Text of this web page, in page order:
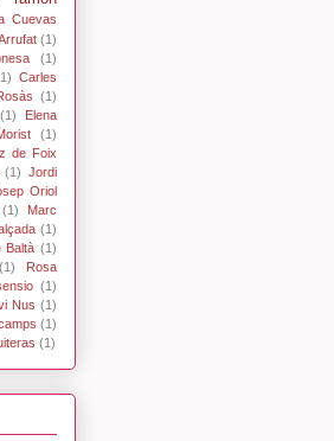
Cuevas
(1)
(1)
Carles
(1)
(1)
Elena
(1)
de Foix
(1) Jordi
Oriol
(1)
Marc
(1)
Baltà (1)
(1)
Rosa
(1)
Nus (1)
(1)
(1)